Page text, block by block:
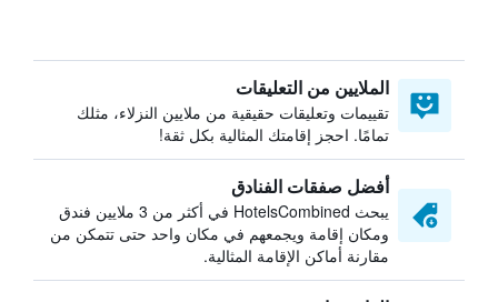
الملايين من التعليقات
تقييمات وتعليقات حقيقية من ملايين النزلاء، مثلك
تمامًا. احجز إقامتك المثالية بكل ثقة!
أفضل صفقات الفنادق
يبحث HotelsCombined في أكثر من 3 ملايين فندق
ومكان إقامة ويجمعهم في مكان واحد حتى تتمكن من
مقارنة أماكن الإقامة المثالية.